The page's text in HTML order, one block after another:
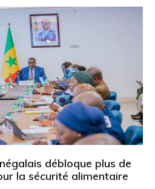
débloque plus de
la sécurité alimentaire